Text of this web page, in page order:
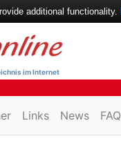
im Internet
Links News FAQ
additional functionality.